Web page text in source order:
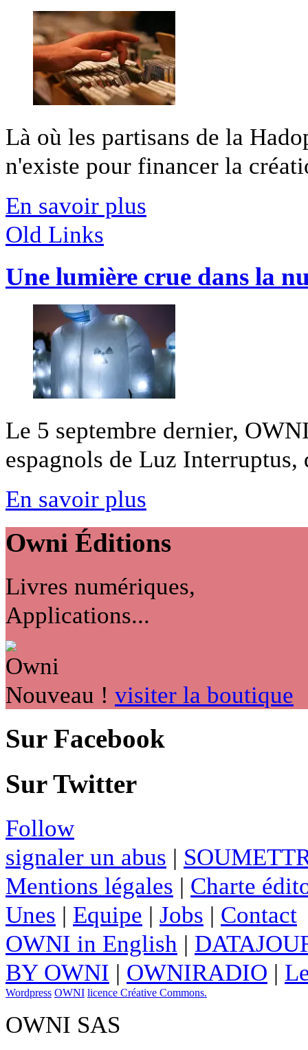
Là où les partisans de la
n'existe pour financer la
En savoir plus
Old Links
Une lumière crue dans la
Le 5 septembre dernier,
espagnols de Luz
En savoir plus
Owni Éditions
Livres numériques,
Applications...
Nouveau ! visiter la boutique
Sur Facebook
Sur Twitter
Follow
signaler un abus |
Mentions légales | Charte
Unes | Equipe | Jobs | Contact
OWNI in English |
BY OWNI | OWNIRADIO |
Wordpress OWNI licence Créative Commons.
OWNI SAS